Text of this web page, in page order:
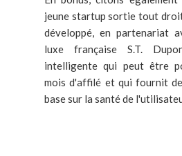
jeune startup sortie tout
développé, en partenariat
luxe française S.T.
intelligente qui peut être
mois d'affilé et qui fournit
base sur la santé de